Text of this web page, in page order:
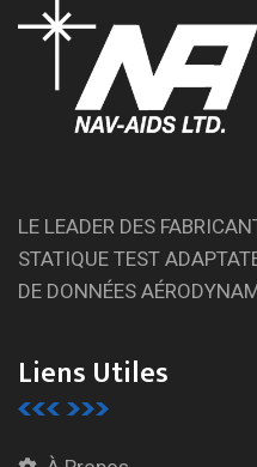
LE LEADER DES
STATIQUE TEST
DE DONNÉES
Liens Utiles